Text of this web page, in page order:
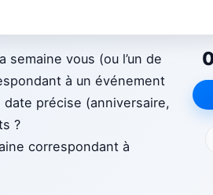
vous (ou l’un de
à un événement
précise (anniversaire,
?
correspondant à